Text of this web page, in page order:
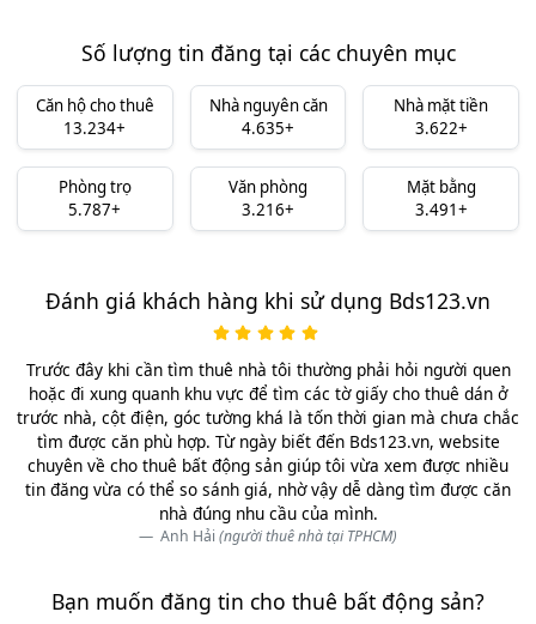
Số lượng tin đăng tại các chuyên mục
Căn hộ cho thuê
13.234+
Nhà nguyên căn
4.635+
Nhà mặt tiền
3.622+
Phòng trọ
5.787+
Văn phòng
3.216+
Mặt bằng
3.491+
Đánh giá khách hàng khi sử dụng Bds123.vn
Trước đây khi cần tìm thuê nhà tôi thường phải hỏi người quen
hoặc đi xung quanh khu vực để tìm các tờ giấy cho thuê dán ở
trước nhà, cột điện, góc tường khá là tốn thời gian mà chưa chắc
tìm được căn phù hợp. Từ ngày biết đến Bds123.vn, website
chuyên về cho thuê bất động sản giúp tôi vừa xem được nhiều
tin đăng vừa có thể so sánh giá, nhờ vậy dễ dàng tìm được căn
nhà đúng nhu cầu của mình.
Anh Hải (người thuê nhà tại TPHCM)
Bạn muốn đăng tin cho thuê bất động sản?